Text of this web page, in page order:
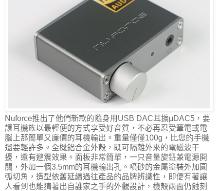
Nuforce推出了他們新款的隨身用USB DAC耳擴μDAC5，要
讓耳機族以最輕便的方式享受好音質，不必再忍受筆電或電
腦上那簡單又廉價的耳機輸出。重量僅僅100g，比您的手機
還要輕許多。全機鋁合金外殼，既可隔離外來的電磁波干
擾，還有避震效果。面板非常簡單，一只音量旋鈕兼電源開
關，外加一個3.5mm的耳機輸出孔。噴砂的金屬塗裝外加圓
弧切角，造型依舊延續過往產品的品牌辨識性，即便有著讓
人看到也能猜著出自誰家之手的外觀設計，機殼兩面仍蝕刻